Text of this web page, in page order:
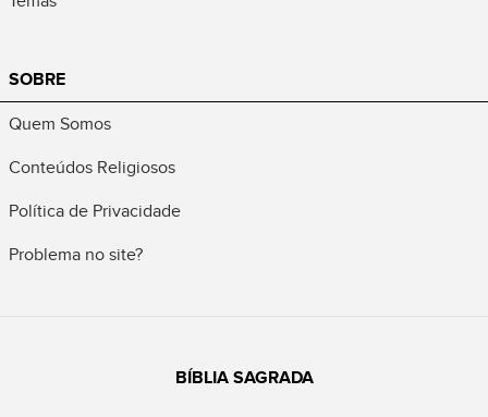
SOBRE
Quem Somos
Conteúdos Religiosos
Política de Privacidade
Problema no site?
BÍBLIA SAGRADA